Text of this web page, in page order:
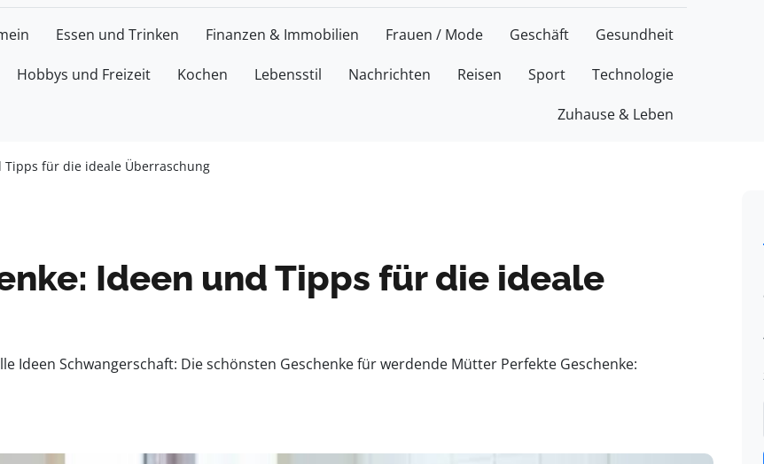
Essen und Trinken Finanzen & Immobilien Frauen / Mode Geschäft Gesundheit
Hobbys und Freizeit Kochen Lebensstil Nachrichten Reisen Sport Technologie
Zuhause & Leben
für die ideale Überraschung
Ideen und Tipps für die ideale
Ideen Schwangerschaft: Die schönsten Geschenke für werdende Mütter Perfekte Geschenke: